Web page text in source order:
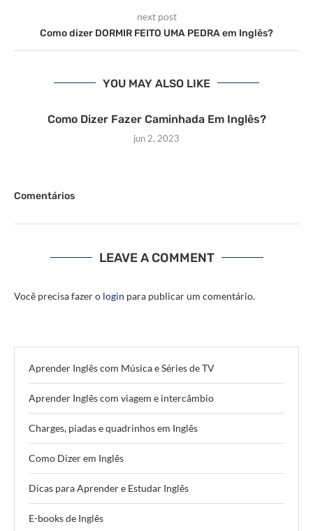
next post
Como dizer DORMIR FEITO UMA PEDRA em Inglês?
YOU MAY ALSO LIKE
Como Dizer Fazer Caminhada Em Inglês?
jun 2, 2023
Comentários
LEAVE A COMMENT
Você precisa fazer o login para publicar um comentário.
Aprender Inglês com Música e Séries de TV
Aprender Inglês com viagem e intercâmbio
Charges, piadas e quadrinhos em Inglês
Como Dizer em Inglês
Dicas para Aprender e Estudar Inglês
E-books de Inglês